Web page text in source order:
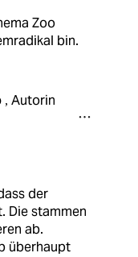
Zoo
bin.
, Autorin
der
Die stammen
ab.
überhaupt